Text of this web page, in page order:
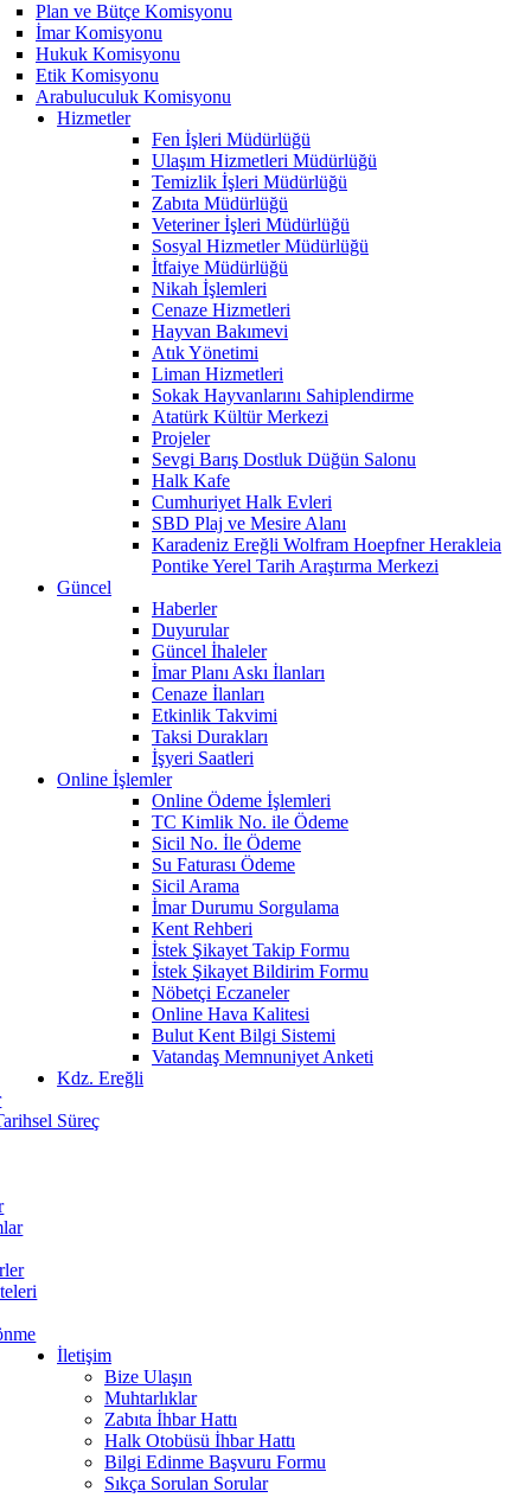
Plan ve Bütçe Komisyonu
İmar Komisyonu
Hukuk Komisyonu
Etik Komisyonu
Arabuluculuk Komisyonu
Hizmetler
Fen İşleri Müdürlüğü
Ulaşım Hizmetleri Müdürlüğü
Temizlik İşleri Müdürlüğü
Zabıta Müdürlüğü
Veteriner İşleri Müdürlüğü
Sosyal Hizmetler Müdürlüğü
İtfaiye Müdürlüğü
Nikah İşlemleri
Cenaze Hizmetleri
Hayvan Bakımevi
Atık Yönetimi
Liman Hizmetleri
Sokak Hayvanlarını Sahiplendirme
Atatürk Kültür Merkezi
Projeler
Sevgi Barış Dostluk Düğün Salonu
Halk Kafe
Cumhuriyet Halk Evleri
SBD Plaj ve Mesire Alanı
Karadeniz Ereğli Wolfram Hoepfner Herakleia
Pontike Yerel Tarih Araştırma Merkezi
Güncel
Haberler
Duyurular
Güncel İhaleler
İmar Planı Askı İlanları
Cenaze İlanları
Etkinlik Takvimi
Taksi Durakları
İşyeri Saatleri
Online İşlemler
Online Ödeme İşlemleri
TC Kimlik No. ile Ödeme
Sicil No. İle Ödeme
Su Faturası Ödeme
Sicil Arama
İmar Durumu Sorgulama
Kent Rehberi
İstek Şikayet Takip Formu
İstek Şikayet Bildirim Formu
Nöbetçi Eczaneler
Online Hava Kalitesi
Bulut Kent Bilgi Sistemi
Vatandaş Memnuniyet Anketi
Kdz. Ereğli
Süreç
İletişim
Bize Ulaşın
Muhtarlıklar
Zabıta İhbar Hattı
Halk Otobüsü İhbar Hattı
Bilgi Edinme Başvuru Formu
Sıkça Sorulan Sorular